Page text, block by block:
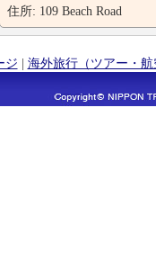
住所: 109 Beach Road
ジ | 海外旅行（ツアー・航